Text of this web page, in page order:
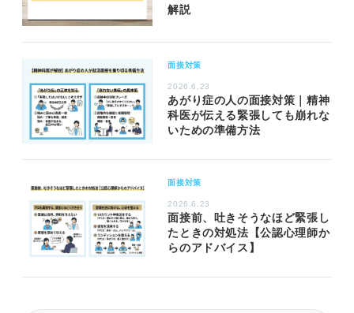
解説
面接対策
2026.6.23
あがり症の人の面接対策｜精神
科医が伝える緊張しても崩れな
いための準備方法
面接対策
2026.6.23
面接前、吐きそうなほど緊張し
たときの対処法【公認心理師か
らのアドバイス】